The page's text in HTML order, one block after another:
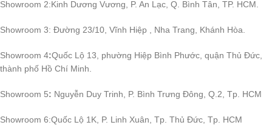
Showroom 2:Kinh Dương Vương, P. An Lạc, Q. Bình Tân, TP. HCM.
Showroom 3: Đường 23/10, Vĩnh Hiệp , Nha Trang, Khánh Hòa.
Showroom 4:Quốc Lộ 13, phường Hiệp Bình Phước, quận Thủ Đức,
thành phố Hồ Chí Minh.
Showroom 5: Nguyễn Duy Trinh, P. Bình Trưng Đông, Q.2, Tp. HCM
Showroom 6:Quốc Lộ 1K, P. Linh Xuân, Tp. Thủ Đức, Tp. HCM